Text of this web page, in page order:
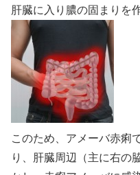
肝臓に入り膿の固まりを
このため、アメーバ赤痢
り、肝臓周辺（主に右の